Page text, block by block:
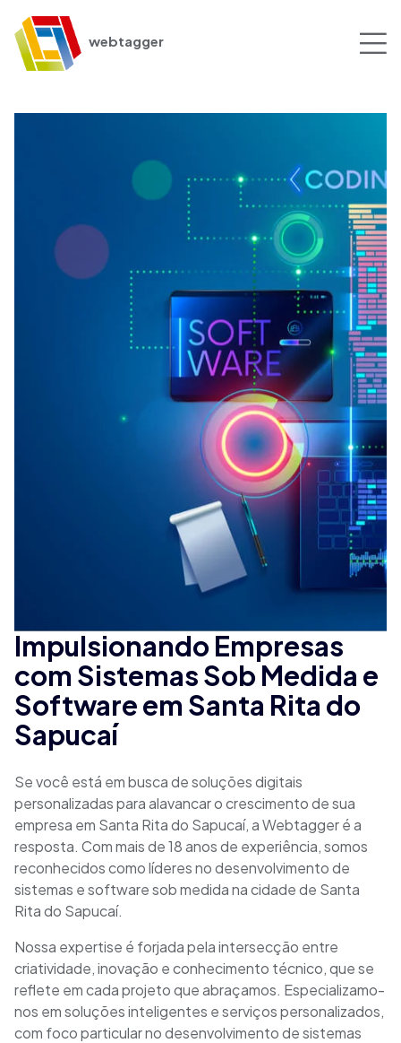
webtagger
Impulsionando Empresas
com Sistemas Sob Medida e
Software em Santa Rita do
Sapucaí
Se você está em busca de soluções digitais
personalizadas para alavancar o crescimento de sua
empresa em Santa Rita do Sapucaí, a Webtagger é a
resposta. Com mais de 18 anos de experiência, somos
reconhecidos como líderes no desenvolvimento de
sistemas e software sob medida na cidade de Santa
Rita do Sapucaí.
Nossa expertise é forjada pela intersecção entre
criatividade, inovação e conhecimento técnico, que se
reflete em cada projeto que abraçamos. Especializamo-
nos em soluções inteligentes e serviços personalizados,
com foco particular no desenvolvimento de sistemas